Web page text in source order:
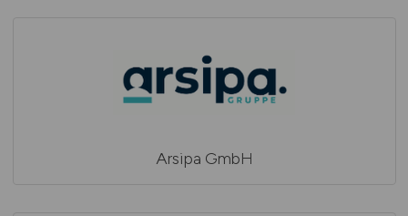
Arsipa GmbH